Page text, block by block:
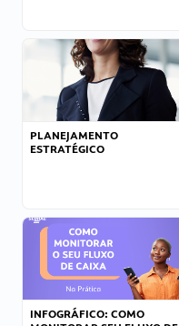
PLANEJAMENTO
ESTRATÉGICO
INFOGRÁFICO: COMO